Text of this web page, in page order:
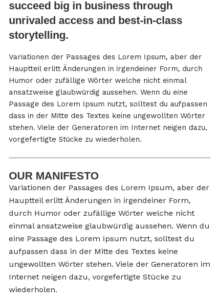
succeed big in business through
unrivaled access and best-in-class
storytelling.
Variationen der Passages des Lorem Ipsum, aber der
Hauptteil erlitt Änderungen in irgendeiner Form, durch
Humor oder zufällige Wörter welche nicht einmal
ansatzweise glaubwürdig aussehen. Wenn du eine
Passage des Lorem Ipsum nutzt, solltest du aufpassen
dass in der Mitte des Textes keine ungewollten Wörter
stehen. Viele der Generatoren im Internet neigen dazu,
vorgefertigte Stücke zu wiederholen.
OUR MANIFESTO
Variationen der Passages des Lorem Ipsum, aber der
Hauptteil erlitt Änderungen in irgendeiner Form,
durch Humor oder zufällige Wörter welche nicht
einmal ansatzweise glaubwürdig aussehen. Wenn du
eine Passage des Lorem Ipsum nutzt, solltest du
aufpassen dass in der Mitte des Textes keine
ungewollten Wörter stehen. Viele der Generatoren im
Internet neigen dazu, vorgefertigte Stücke zu
wiederholen.